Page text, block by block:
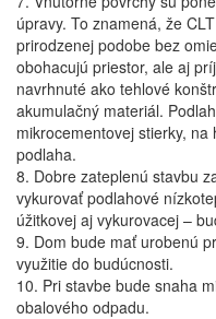
úpravy. To znamená, že
prirodzenej podobe bez
obohacujú priestor, ale aj
navrhnuté ako tehlové
akumulačný materiál.
mikrocementovej stierky,
podlaha.
8. Dobre zateplenú stavbu
vykurovať podlahové
úžitkovej aj vykurovacej –
9. Dom bude mať urobenú
využitie do budúcnosti.
10. Pri stavbe bude snaha
obalového odpadu.